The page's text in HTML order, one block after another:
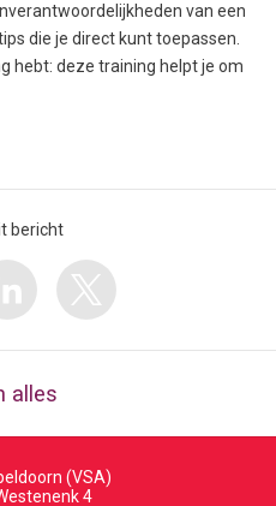
van een
die je direct kunt toepassen.
hebt: deze training helpt je om
bericht
alles
(VSA)
4